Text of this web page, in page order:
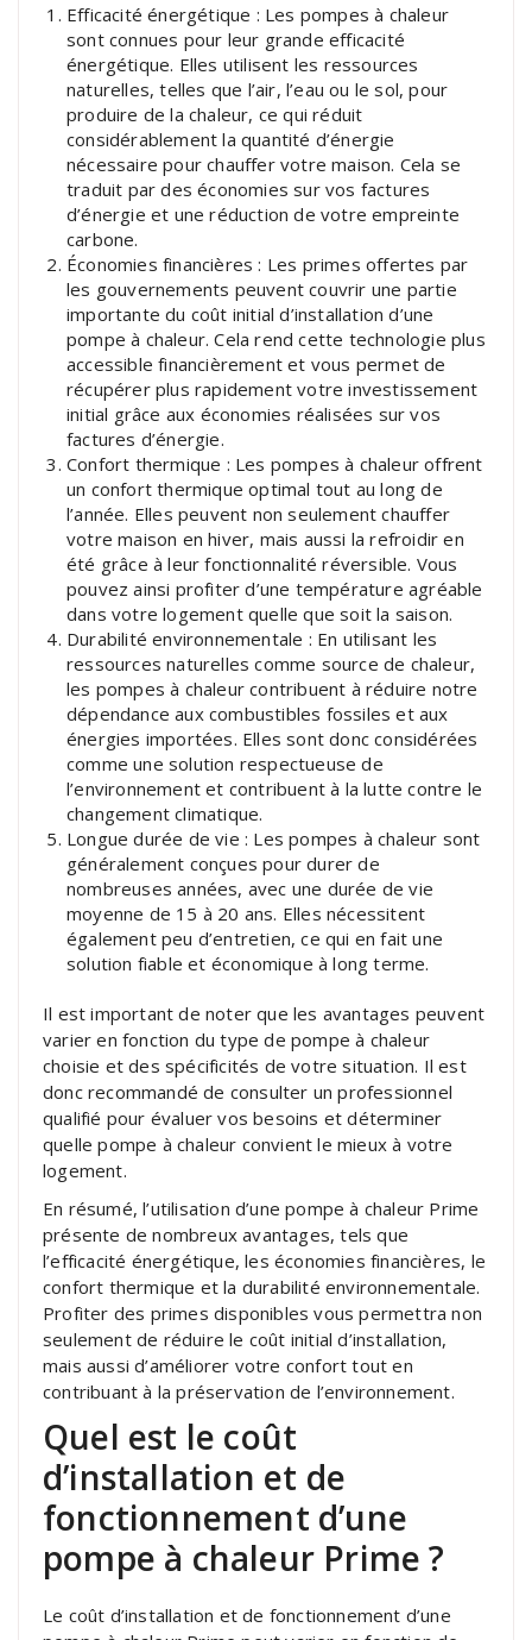
Efficacité énergétique : Les pompes à chaleur
sont connues pour leur grande efficacité
énergétique. Elles utilisent les ressources
naturelles, telles que l’air, l’eau ou le sol, pour
produire de la chaleur, ce qui réduit
considérablement la quantité d’énergie
nécessaire pour chauffer votre maison. Cela se
traduit par des économies sur vos factures
d’énergie et une réduction de votre empreinte
carbone.
Économies financières : Les primes offertes par
les gouvernements peuvent couvrir une partie
importante du coût initial d’installation d’une
pompe à chaleur. Cela rend cette technologie plus
accessible financièrement et vous permet de
récupérer plus rapidement votre investissement
initial grâce aux économies réalisées sur vos
factures d’énergie.
Confort thermique : Les pompes à chaleur offrent
un confort thermique optimal tout au long de
l’année. Elles peuvent non seulement chauffer
votre maison en hiver, mais aussi la refroidir en
été grâce à leur fonctionnalité réversible. Vous
pouvez ainsi profiter d’une température agréable
dans votre logement quelle que soit la saison.
Durabilité environnementale : En utilisant les
ressources naturelles comme source de chaleur,
les pompes à chaleur contribuent à réduire notre
dépendance aux combustibles fossiles et aux
énergies importées. Elles sont donc considérées
comme une solution respectueuse de
l’environnement et contribuent à la lutte contre le
changement climatique.
Longue durée de vie : Les pompes à chaleur sont
généralement conçues pour durer de
nombreuses années, avec une durée de vie
moyenne de 15 à 20 ans. Elles nécessitent
également peu d’entretien, ce qui en fait une
solution fiable et économique à long terme.
Il est important de noter que les avantages peuvent
varier en fonction du type de pompe à chaleur
choisie et des spécificités de votre situation. Il est
donc recommandé de consulter un professionnel
qualifié pour évaluer vos besoins et déterminer
quelle pompe à chaleur convient le mieux à votre
logement.
En résumé, l’utilisation d’une pompe à chaleur Prime
présente de nombreux avantages, tels que
l’efficacité énergétique, les économies financières, le
confort thermique et la durabilité environnementale.
Profiter des primes disponibles vous permettra non
seulement de réduire le coût initial d’installation,
mais aussi d’améliorer votre confort tout en
contribuant à la préservation de l’environnement.
Quel est le coût
d’installation et de
fonctionnement d’une
pompe à chaleur Prime ?
Le coût d’installation et de fonctionnement d’une